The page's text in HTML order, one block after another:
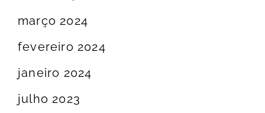
março 2024
fevereiro 2024
janeiro 2024
julho 2023